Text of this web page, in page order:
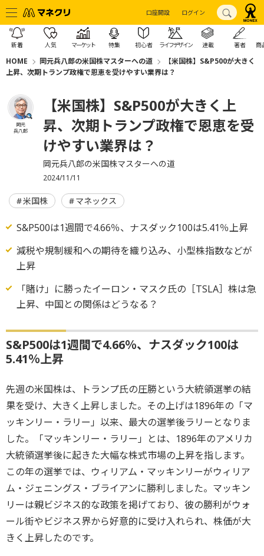
口座開設 ログイン
新着 人気 マーケット 特集 初心者 ライフデザイン 連載 著者 商
HOME 岡元兵八郎の米国株マスターへの道
【米国株】S&P500が大きく
上昇、次期トランプ政権で恩恵を受けやすい業界は？
岡元
兵八郎
【米国株】S&P500が大きく上
昇、次期トランプ政権で恩恵を受
けやすい業界は？
岡元兵八郎の米国株マスターへの道
2024/11/11
米国株 マネックス
S&P500は1週間で4.66％、ナスダック100は5.41％上昇
減税や規制緩和への期待を織り込み、小型株指数などが
上昇
「賭け」に勝ったイーロン・マスク氏の［TSLA］株は急
上昇、中国との関係はどうなる？
S&P500は1週間で4.66％、ナスダック100は
5.41％上昇
先週の米国株は、トランプ氏の圧勝という大統領選挙の結
果を受け、大きく上昇しました。その上げは1896年の「マ
ッキンリー・ラリー」以来、最大の選挙後ラリーとなりま
した。「マッキンリー・ラリー」とは、1896年のアメリカ
大統領選挙後に起きた大幅な株式市場の上昇を指します。
この年の選挙では、ウィリアム・マッキンリーがウィリア
ム・ジェニングス・ブライアンに勝利しました。マッキン
リーは親ビジネス的な政策を掲げており、彼の勝利がウォ
ール街やビジネス界から好意的に受け入れられ、株価が大
きく上昇したのです。